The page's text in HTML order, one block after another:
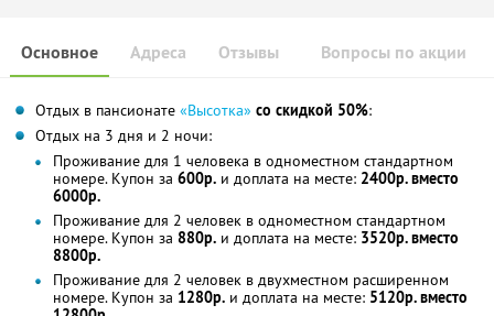
Основное Отзывы Вопросы по акции
Адреса
Отдых в пансионате «Высотка» со скидкой 50%:
Отдых на 3 дня и 2 ночи:
Проживание для 1 человека в одноместном стандартном
номере. Купон за 600р. и доплата на месте: 2400р. вместо
6000р.
Проживание для 2 человек в одноместном стандартном
номере. Купон за 880р. и доплата на месте: 3520р. вместо
8800р.
Проживание для 2 человек в двухместном расширенном
номере. Купон за 1280р. и доплата на месте: 5120р. вместо